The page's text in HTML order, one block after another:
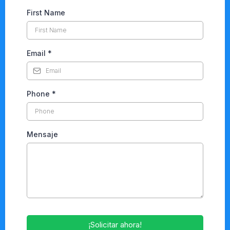
First Name
Email *
Phone *
Mensaje
¡Solicitar ahora!